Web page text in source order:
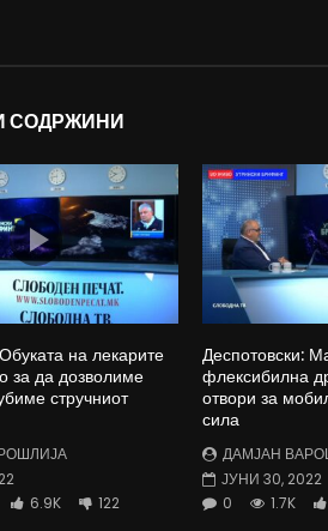
СОДРЖИНИ
на лекарите
за да дозволиме
стручниот
6.9K 122
Деспотовски:
флексибилна
отвори за
сила
ДАМЈАН
ЈУНИ 30, 2022
0
1.7K